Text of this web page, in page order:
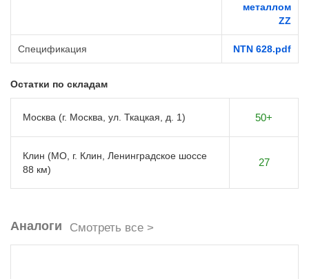
металлом
ZZ
Спецификация NTN 628.pdf
Остатки по складам
Москва (г. Москва, ул. Ткацкая, д. 1) 50+
Клин (МО, г. Клин, Ленинградское шоссе
88 км)
27
Аналоги Смотреть все >